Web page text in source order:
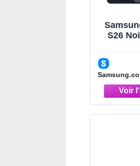
S26